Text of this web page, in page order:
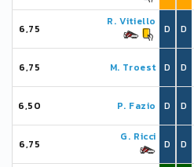
6,75
R. Vitiello
D
6,75 M. Troest D
6,50 P. Fazio D
6,75
G. Ricci
D
D
D
D
D